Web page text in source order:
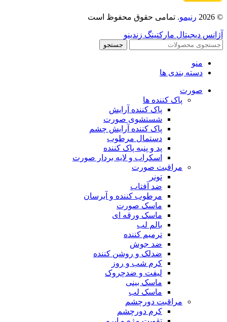
© 2026 رنیمو. تمامی حقوق محفوظ است
آژانس دیجیتال مارکتینگ زندینو
جستجو
منو
دسته بندی ها
صورت
پاک کننده ها
پاک کننده آرایش
شستشوی صورت
پاک کننده آرایش چشم
دستمال مرطوب
پد و پنبه پاک کننده
اسکراب و لایه بردار صورت
مراقبت صورت
تونر
ضد آفتاب
مرطوب کننده و آبرسان
ماسک صورت
ماسک ورقه ای
بالم لب
ترمیم کننده
ضد جوش
ضدلک و روشن کننده
کرم شب و روز
لیفت و ضدچروک
ماسک بینی
ماسک لب
مراقبت دورچشم
کرم دورچشم